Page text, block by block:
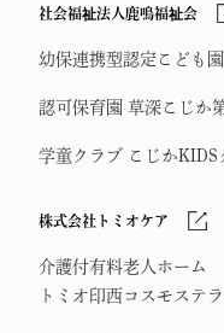
社会福祉法人鹿鳴福祉会
幼保連携型認定こども
認可保育園 草深こじか
学童クラブ こじかKIDS
株式会社トミオケア
介護付有料老人ホーム
トミオ印西コスモステ